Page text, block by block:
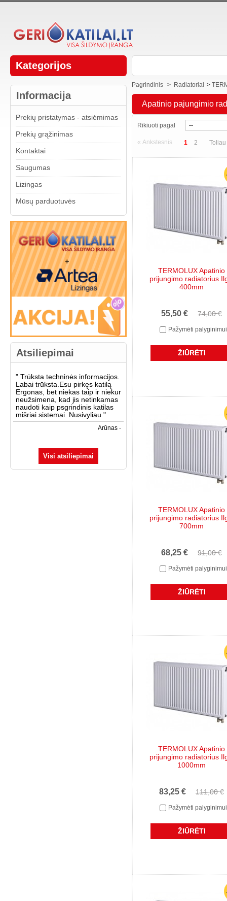
Kategorijos
Informacija
Prekių pristatymas - atsiėmimas
Prekių grąžinimas
Kontaktai
Saugumas
Lizingas
Mūsų parduotuvės
Atsiliepimai
" Trūksta techninės informacijos.
Labai trūksta.Esu pirkęs katilą
Ergonas, bet niekas taip ir niekur
neužsimena, kad jis netinkamas
naudoti kaip psgrindinis katilas
mišriai sistemai. Nusivyliau "
Arūnas -
Visi atsiliepimai
Pagrindinis > Radiatoriai >
Apatinio pajungimio
Rikiuoti pagal
« Ankstesnis 1 2 Toliau
TERMOLUX Apatinio
prijungimo radiatorius
400mm
55,50 € 74,00 €
Pažymėti palyginimui
ŽIŪRĖTI
TERMOLUX Apatinio
prijungimo radiatorius
700mm
68,25 € 91,00 €
Pažymėti palyginimui
ŽIŪRĖTI
TERMOLUX Apatinio
prijungimo radiatorius
1000mm
83,25 € 111,00 €
Pažymėti palyginimui
ŽIŪRĖTI